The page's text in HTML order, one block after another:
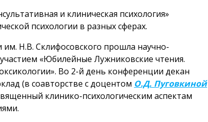
и клиническая психология»
психологии в разных сферах.
Н.В. Склифосовского прошла научно-
«Юбилейные Лужниковские чтения.
Во 2-й день конференции декан
(в соавторстве с доцентом О.Д. Пуговкиной
клинико-психологическим аспектам